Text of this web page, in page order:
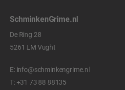
SchminkenGrime.nl
De Ring 28
5261 LM Vught
E: info@schminkengrime.nl
T:+31 73 88 88135